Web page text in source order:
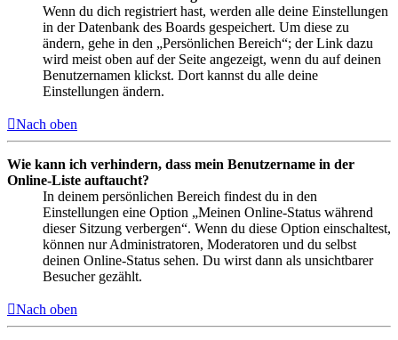
Wenn du dich registriert hast, werden alle deine Einstellungen
in der Datenbank des Boards gespeichert. Um diese zu
ändern, gehe in den „Persönlichen Bereich“; der Link dazu
wird meist oben auf der Seite angezeigt, wenn du auf deinen
Benutzernamen klickst. Dort kannst du alle deine
Einstellungen ändern.
Nach oben
Wie kann ich verhindern, dass mein Benutzername in der
Online-Liste auftaucht?
In deinem persönlichen Bereich findest du in den
Einstellungen eine Option „Meinen Online-Status während
dieser Sitzung verbergen“. Wenn du diese Option einschaltest,
können nur Administratoren, Moderatoren und du selbst
deinen Online-Status sehen. Du wirst dann als unsichtbarer
Besucher gezählt.
Nach oben